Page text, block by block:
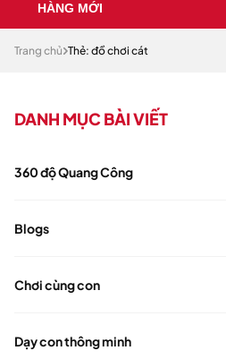
HÀNG MỚI
Trang chủ Thẻ: đồ chơi cát
DANH MỤC BÀI VIẾT
360 độ Quang Công
Blogs
Chơi cùng con
Dạy con thông minh